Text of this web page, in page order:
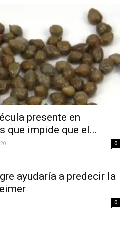
presente en
que impide que el...
0
ayudaría a predecir la
0